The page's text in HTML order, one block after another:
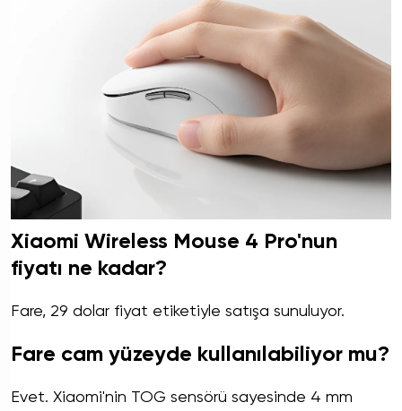
Xiaomi Wireless Mouse 4 Pro'nun
fiyatı ne kadar?
Fare, 29 dolar fiyat etiketiyle satışa sunuluyor.
Fare cam yüzeyde kullanılabiliyor mu?
Evet. Xiaomi'nin TOG sensörü sayesinde 4 mm